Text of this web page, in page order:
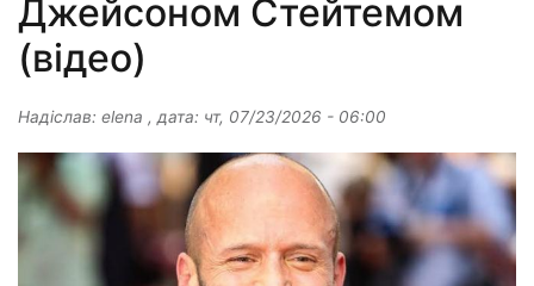
Джейсоном Стейтемом
(відео)
Надіслав: elena , дата: чт, 07/23/2026 - 06:00